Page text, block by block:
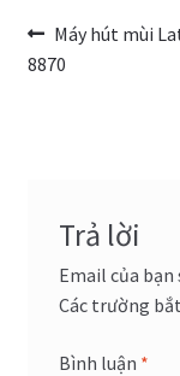
Điều
hướng
Bài
trước:
Máy hút mùi
8870
Trả lời
Email của
Các trường
Bình luận *